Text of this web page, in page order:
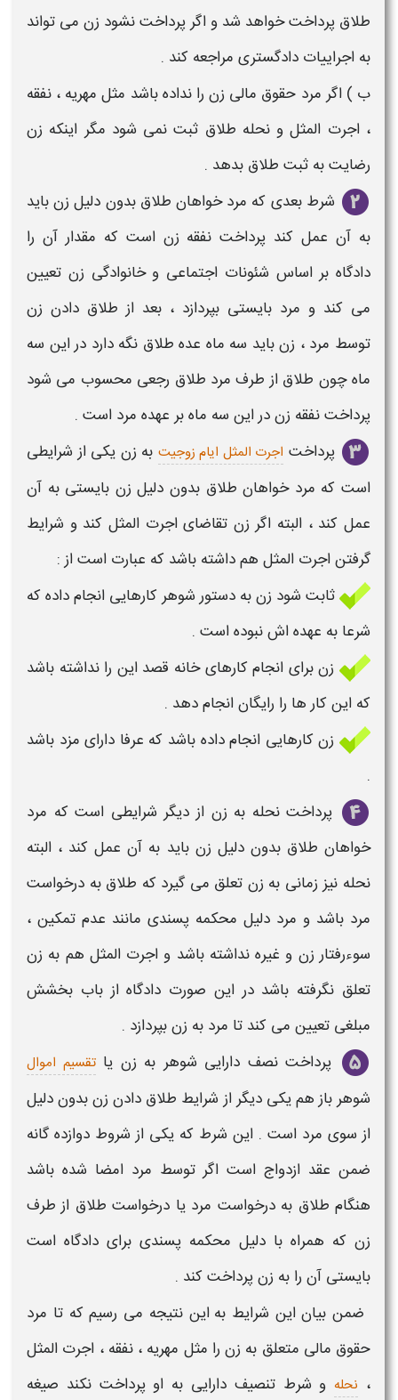
طلاق پرداخت خواهد شد و اگر پرداخت نشود زن می تواند
به اجراییات دادگستری مراجعه کند .
ب ) اگر مرد حقوق مالی زنرا نداده باشد مثل مهریه ، نفقه
، اجرت المثل و نحله طلاق ثبت نمی شود مگر اینکه زن
رضایتبه ثبت طلاق بدهد .
شرط بعدی که مرد خواهان طلاقبدون دلیل زنباید
به آن عمل کند پرداخت نفقه زن است که مقدار آن را
دادگاه بر اساس شئونات اجتماعی و خانوادگی زن تعیین
می کند و مرد بایستی بپردازد ، بعد از طلاق دادن زن
توسط مرد ، زنباید سه ماه عده طلاق نگه دارد در این سه
ماه چون طلاق از طرف مرد طلاق رجعی محسوب می شود
پرداخت نفقه زندر این سه ماه بر عهده مرد است .
پرداخت اجرت المثل ایام زوجیت به زن یکی از شرایطی
است که مرد خواهان طلاق بدون دلیل زن بایستی به آن
عمل کند ، البته اگر زن تقاضای اجرت المثل کند و شرایط
گرفتن اجرت المثل هم داشته باشد که عبارت است از :
ثابت شود زنبه دستور شوهر کارهایی انجام داده که
شرعا به عهده اش نبوده است .
زنبرای انجام کارهای خانه قصد این را نداشته باشد
که این کار ها را رایگان انجام دهد .
زنکارهایی انجام داده باشد که عرفا دارای مزد باشد
.
پرداخت نحله به زن از دیگرشرایطی است که مرد
خواهانطلاق بدون دلیل زنباید به آن عمل کند ، البته
نحله نیز زمانی به زن تعلق می گیرد که طلاق به درخواست
مرد باشد و مرد دلیل محکمه پسندی مانند عدم تمکین ،
سوءرفتار زن و غیره نداشته باشد و اجرت المثل هم به زن
تعلق نگرفته باشد در این صورت دادگاه از باب بخشش
مبلغی تعیین می کند تا مرد به زنبپردازد .
پرداخت نصف دارایی شوهر به زن یاتقسیم اموال
شوهر باز هم یکی دیگر از شرایط طلاق دادن زنبدون دلیل
از سوی مرد است . این شرط که یکی از شروط دوازده گانه
ضمن عقد ازدواج است اگر توسط مرد امضا شده باشد
هنگام طلاق به درخواست مرد یا درخواست طلاق از طرف
زن که همراه با دلیل محکمه پسندی برای دادگاه است
بایستی آن را به زنپرداخت کند .
ضمن بیان این شرایطبه این نتیجه می رسیم که تا مرد
حقوق مالی متعلق به زن را مثل مهریه ، نفقه ، اجرت المثل
، نحلهو شرط تنصیف دارایی به او پرداخت نکند صیغه